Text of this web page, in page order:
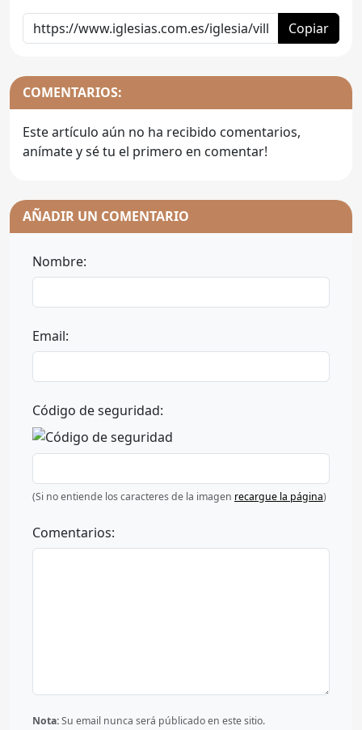
Copiar
COMENTARIOS:
Este artículo aún no ha recibido comentarios,
anímate y sé tu el primero en comentar!
AÑADIR UN COMENTARIO
Nombre:
Email:
Código de seguridad:
(Si no entiende los caracteres de la imagen recargue la página)
Comentarios:
Nota:Su email nunca será públicado en este sitio.